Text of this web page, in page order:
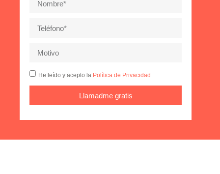
He leído y acepto la Política de Privacidad
Llamadme gratis